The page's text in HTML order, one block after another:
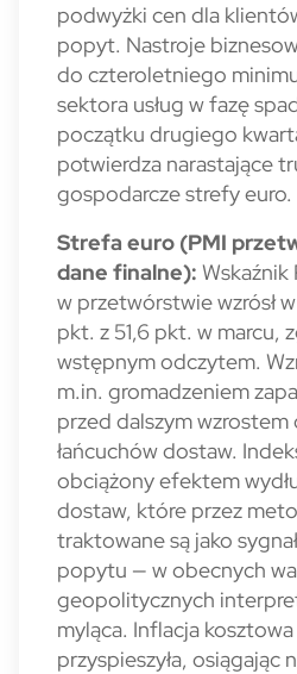
podwyżki cen dla
popyt. Nastroje
do czteroletniego
sektora usług w fazę
początku drugiego
potwierdza narastające
gospodarcze strefy euro.
Strefa euro (PMI
dane finalne): Wskaźnik
w przetwórstwie wzrósł
pkt. z 51,6 pkt. w marcu,
wstępnym odczytem.
m.in. gromadzeniem
przed dalszym wzrostem
łańcuchów dostaw.
obciążony efektem
dostaw, które przez
traktowane są jako
popytu — w obecnych
geopolitycznych
myląca. Inflacja
przyspieszyła, osiągając